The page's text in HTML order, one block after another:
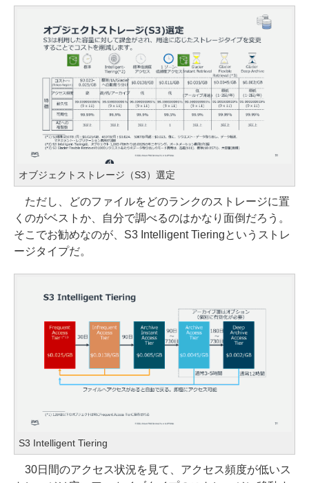
オブジェクトストレージ（S3）選定
ただし、どのファイルをどのランクのストレージに置
くのがベストか、自分で調べるのはかなり面倒だろう。
そこでお勧めなのが、S3 Intelligent Tieringというストレ
ージタイプだ。
S3 Intelligent Tiering
30日間のアクセス状況を見て、アクセス頻度が低いス